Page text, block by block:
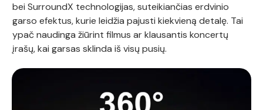
bei SurroundX technologijas, suteikiančias erdvinio
garso efektus, kurie leidžia pajusti kiekvieną detalę. Tai
ypač naudinga žiūrint filmus ar klausantis koncertų
įrašų, kai garsas sklinda iš visų pusių.